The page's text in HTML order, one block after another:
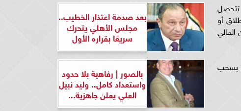
النفقة التي تتحصل
أو
بسحب
بعد صدمة اعتذار الخطيب..
مجلس الأهلي يتحرك
سريعًا بقراره الأول
بالصور | رفاهية بلا حدود
واستعداد كامل.. وليد نبيل
العلي يعلن جاهزية...